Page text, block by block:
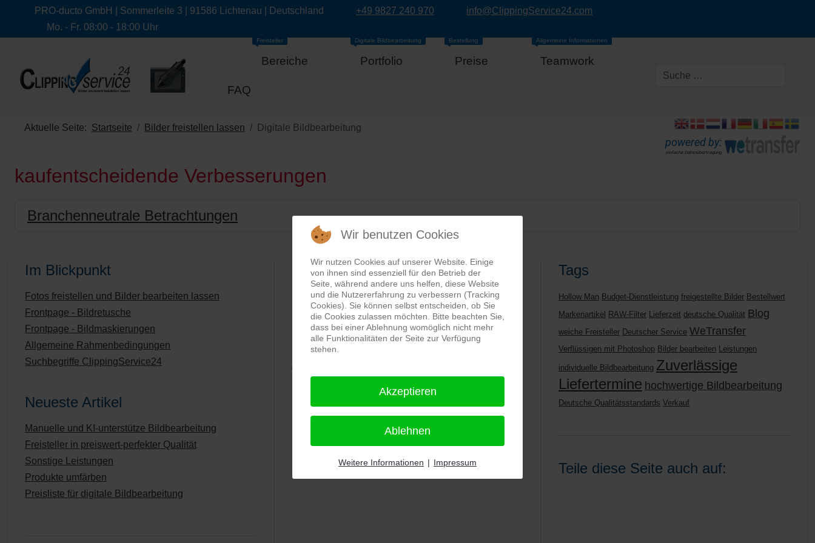
PRO-ducto GmbH | Sommerleite 3 | 91586 Lichtenau | Deutschland +49 9827 240 970
info@ClippingService24.com
Mo. - Fr. 08:00 - 18:00 Uhr
Bereiche
Freisteller
Portfolio
Digitale Bildbearbeitung
Preise
Bestellung
Teamwork
Allgemeine Informationen
FAQ
Aktuelle Seite: Startseite Bilder freistellen lassen Digitale Bildbearbeitung
powered by:
einfache Datenübertragung
kaufentscheidende Verbesserungen
Branchenneutrale Betrachtungen
Im Blickpunkt
Fotos freistellen und Bilder bearbeiten lassen
Frontpage - Bildretusche
Frontpage - Bildmaskierungen
Allgemeine Rahmenbedingungen
Suchbegriffe ClippingService24
Neueste Artikel
Manuelle und KI-unterstütze Bildbearbeitung
Freisteller in preiswert-perfekter Qualität
Sonstige Leistungen
Produkte umfärben
Preisliste für digitale Bildbearbeitung
PRO-ducto GmbH, Fotografie und Bildbearbeitung in
Lichtenau
⭐⭐⭐⭐⭐bei144 Google-Rezensionen (Stand
11.01.2026)
Tags
Hollow Man Budget-Dienstleistung freigestellte Bilder Bestellwert
Markenartikel RAW-Filter Lieferzeit deutsche Qualität Blog
weiche Freisteller Deutscher Service WeTransfer
Verflüssigen mit Photoshop Bilder bearbeiten Leistungen
individuelle Bildbearbeitung Zuverlässige
Liefertermine hochwertige Bildbearbeitung
Deutsche Qualitätsstandards Verkauf
Teile diese Seite auch auf:
Wir benutzen Cookies
Wir nutzen Cookies auf unserer Website. Einige
von ihnen sind essenziell für den Betrieb der
Seite, während andere uns helfen, diese Website
und die Nutzererfahrung zu verbessern (Tracking
Cookies). Sie können selbst entscheiden, ob Sie
die Cookies zulassen möchten. Bitte beachten Sie,
dass bei einer Ablehnung womöglich nicht mehr
alle Funktionalitäten der Seite zur Verfügung
stehen.
Akzeptieren
Ablehnen
Weitere Informationen | Impressum